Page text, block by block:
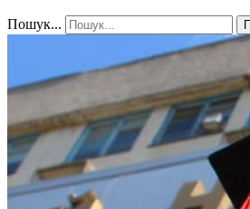
Пошук...